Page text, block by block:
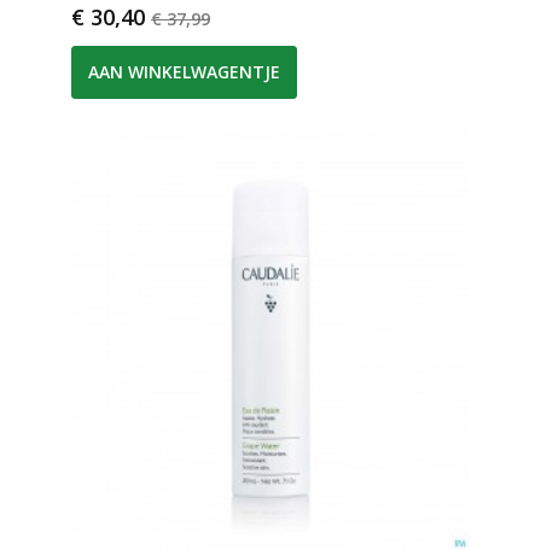
Prijs
€ 30,40 Normale prijs
€ 37,99
AAN WINKELWAGENTJE